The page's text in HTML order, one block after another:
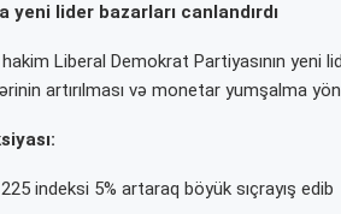
yeni lider bazarları canlandırdı
Liberal Demokrat Partiyasının yeni
artırılması və monetar yumşalma
indeksi 5% artaraq böyük sıçrayış edib